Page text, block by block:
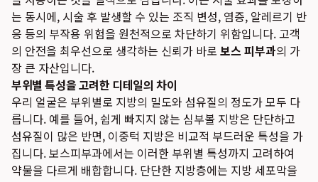
는 동시에, 시술 후 발생할 수 있는 조직 변성, 염증, 알레르기 반
응 등의 부작용 위험을 원천적으로 차단하기 위함입니다. 고객
의 안전을 최우선으로 생각하는 신뢰가 바로 보스 피부과의 가
장 큰 자산입니다.
부위별 특성을 고려한 디테일의 차이
우리 얼굴은 부위별로 지방의 밀도와 섬유질의 정도가 모두 다
릅니다. 예를 들어, 쉽게 빠지지 않는 심부볼 지방은 단단하고
섬유질이 많은 반면, 이중턱 지방은 비교적 부드러운 특성을 가
집니다. 보스피부과에서는 이러한 부위별 특성까지 고려하여
약물을 다르게 배합합니다. 단단한 지방층에는 지방 세포막을